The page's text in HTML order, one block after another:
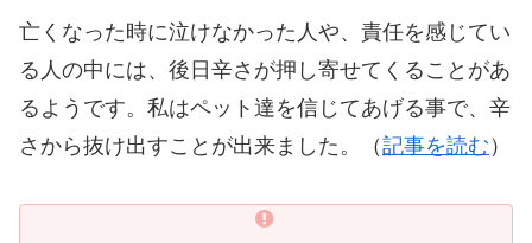
亡くなった時に泣けなかった人や、責任を感じてい
る人の中には、後日辛さが押し寄せてくることがあ
るようです。私はペット達を信じてあげる事で、辛
さから抜け出すことが出来ました。（記事を読む ）